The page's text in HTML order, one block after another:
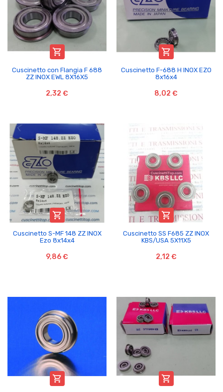

Cuscinetto con Flangia F 688
ZZ INOX EWL 8X16X5
2,32 €

Cuscinetto F-688 H INOX EZO
8x16x4
8,02 €

Cuscinetto S-MF 148 ZZ INOX
Ezo 8x14x4
9,86 €

Cuscinetto SS F685 ZZ INOX
KBS/USA 5X11X5
2,12 €
 